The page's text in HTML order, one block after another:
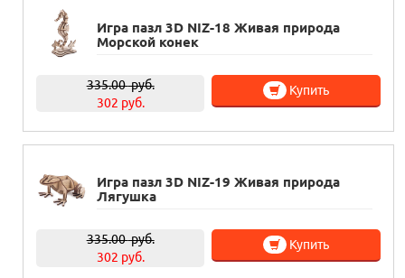
Игра пазл 3D NIZ-18 Живая природа
Морской конек
335.00руб.
302 руб.
Купить
Игра пазл 3D NIZ-19 Живая природа
Лягушка
335.00руб.
302 руб.
Купить